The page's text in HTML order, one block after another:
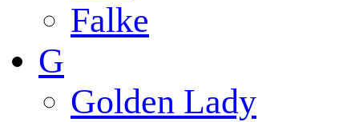
Falke
G
Golden Lady